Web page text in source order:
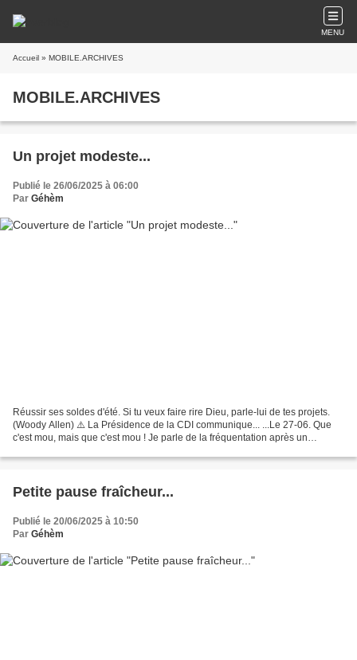
MENU
Accueil » MOBILE.ARCHIVES
MOBILE.ARCHIVES
Un projet modeste...
Publié le 26/06/2025 à 06:00
Par Géhèm
Réussir ses soldes d'été. Si tu veux faire rire Dieu, parle-lui de tes projets.
(Woody Allen) ⚠️ La Présidence de la CDI communique... ...Le 27-06. Que
c'est mou, mais que c'est mou ! Je parle de la fréquentation après un
Petite pause fraîcheur...
Publié le 20/06/2025 à 10:50
Par Géhèm